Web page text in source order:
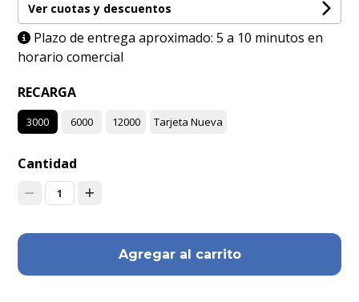
Ver cuotas y descuentos
Plazo de entrega aproximado: 5 a 10 minutos en
horario comercial
RECARGA
3000 6000 12000 Tarjeta Nueva
Cantidad
1
Agregar al carrito